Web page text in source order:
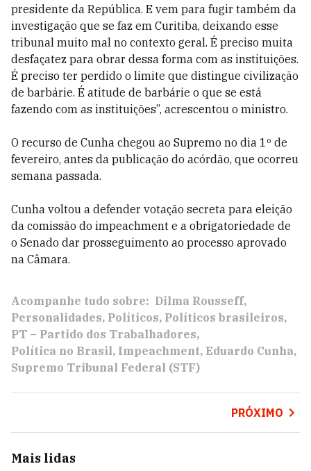
presidente da República. E vem para fugir também da
investigação que se faz em Curitiba, deixando esse
tribunal muito mal no contexto geral. É preciso muita
desfaçatez para obrar dessa forma com as instituições.
É preciso ter perdido o limite que distingue civilização
de barbárie. É atitude de barbárie o que se está
fazendo com as instituições”, acrescentou o ministro.
O recurso de Cunha chegou ao Supremo no dia 1º de
fevereiro, antes da publicação do acórdão, que ocorreu
semana passada.
Cunha voltou a defender votação secreta para eleição
da comissão do impeachment e a obrigatoriedade de
o Senado dar prosseguimento ao processo aprovado
na Câmara.
Acompanhe tudo sobre: Dilma Rousseff
Personalidades Políticos Políticos brasileiros
PT – Partido dos Trabalhadores
Política no Brasil Impeachment Eduardo Cunha
Supremo Tribunal Federal (STF)
PRÓXIMO
Mais lidas